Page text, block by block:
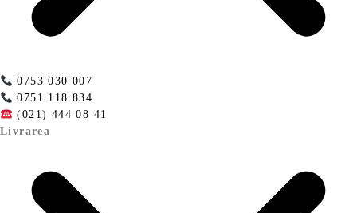
0753 030 007
0751 118 834
(021) 444 08 41
Livrarea